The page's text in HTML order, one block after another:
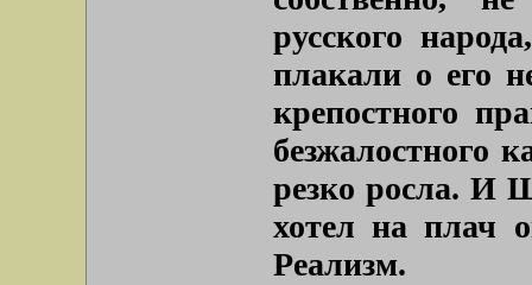
русского
плакали о его
крепостного
безжалостного
резко росла. И
хотел на плач
Реализм.